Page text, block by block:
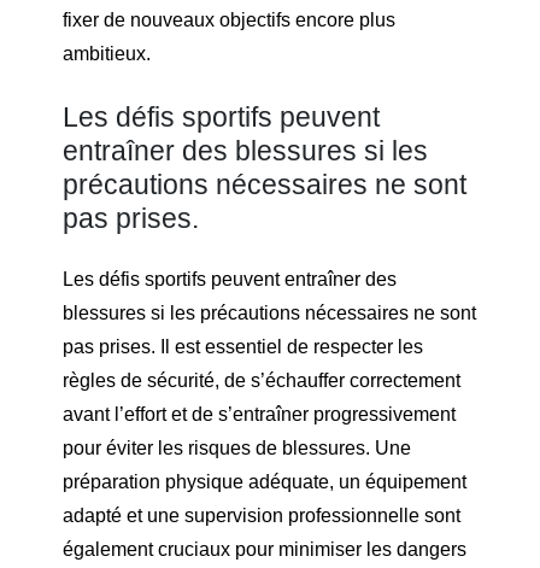
fixer de nouveaux objectifs encore plus
ambitieux.
Les défis sportifs peuvent
entraîner des blessures si les
précautions nécessaires ne sont
pas prises.
Les défis sportifs peuvent entraîner des
blessures si les précautions nécessaires ne sont
pas prises. Il est essentiel de respecter les
règles de sécurité, de s’échauffer correctement
avant l’effort et de s’entraîner progressivement
pour éviter les risques de blessures. Une
préparation physique adéquate, un équipement
adapté et une supervision professionnelle sont
également cruciaux pour minimiser les dangers